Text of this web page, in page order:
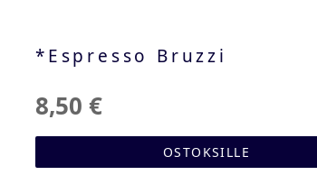
*Espresso Bruzzi
8,50 €
OSTOKSILLE